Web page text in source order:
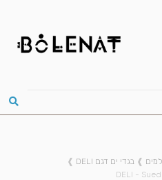
❱ בגדי ים דגם DELI
❱